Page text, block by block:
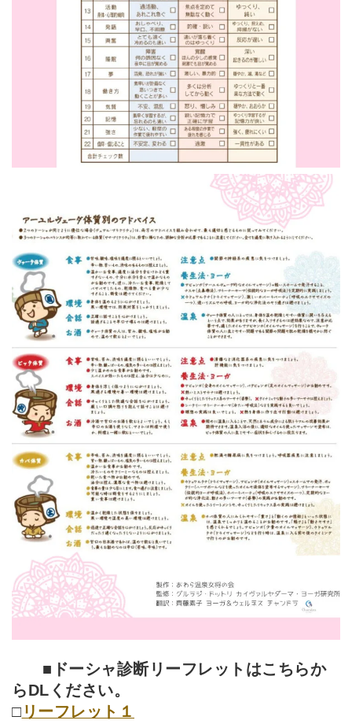
■ドーシャ診断リーフレットはこちらか
らDLください。
□ リーフレット１